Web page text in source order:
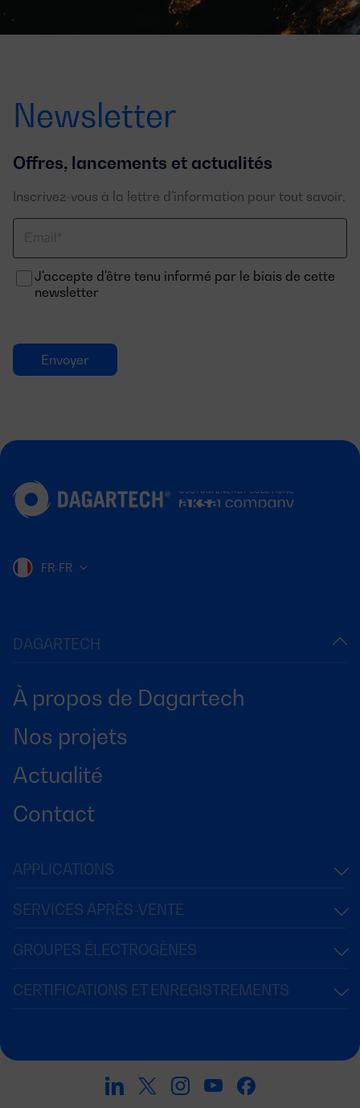
Newsletter
Offres, lancements et actualités
Inscrivez-vous à la lettre d'information pour tout savoir.
J'accepte d'être tenu informé par le biais de cette
newsletter
DAGARTECH
À propos de Dagartech
Nos projets
Actualité
Contact
FR-FR
APPLICATIONS
SERVICES APRÈS-VENTE
GROUPES ÉLECTROGÈNES
CERTIFICATIONS ET ENREGISTREMENTS